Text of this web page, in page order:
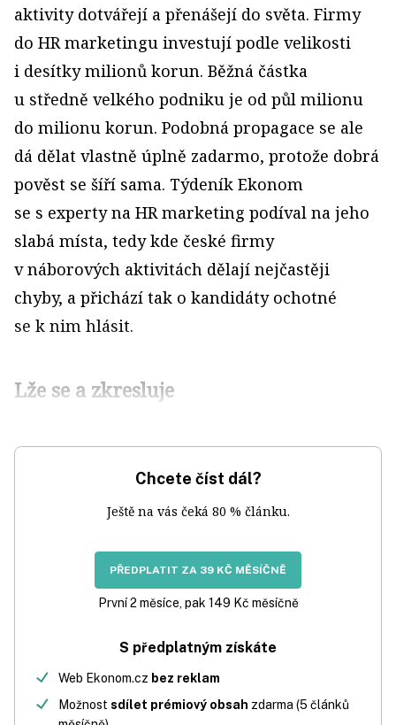
aktivity dotvářejí a přenášejí do světa. Firmy
do HR marketingu investují podle velikosti
i desítky milionů korun. Běžná částka
u středně velkého podniku je od půl milionu
do milionu korun. Podobná propagace se ale
dá dělat vlastně úplně zadarmo, protože dobrá
pověst se šíří sama. Týdeník Ekonom
se s experty na HR marketing podíval na jeho
slabá místa, tedy kde české firmy
v náborových aktivitách dělají nejčastěji
chyby, a přichází tak o kandidáty ochotné
se k nim hlásit.
Lže se a zkresluje
Chcete číst dál?
Ještě na vás čeká 80 % článku.
PŘEDPLATIT ZA 39 KČ MĚSÍČNĚ
První 2 měsíce, pak 149 Kč měsíčně
S předplatným získáte
Web Ekonom.cz bez reklam
Možnost sdílet prémiový obsah zdarma (5 článků